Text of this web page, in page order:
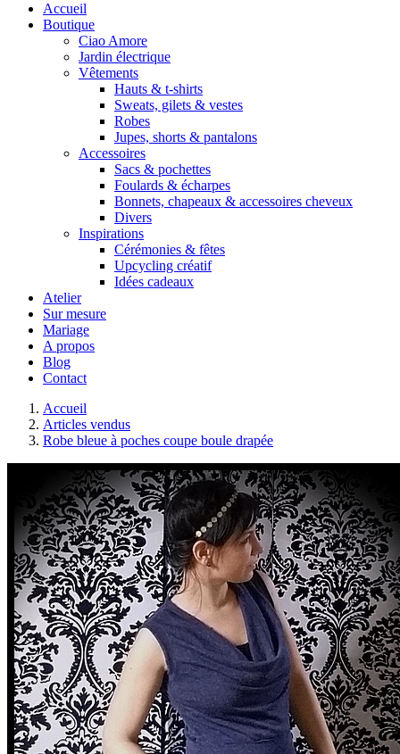
Accueil
Boutique
Ciao Amore
Jardin électrique
Vêtements
Hauts & t-shirts
Sweats, gilets & vestes
Robes
Jupes, shorts & pantalons
Accessoires
Sacs & pochettes
Foulards & écharpes
Bonnets, chapeaux & accessoires cheveux
Divers
Inspirations
Cérémonies & fêtes
Upcycling créatif
Idées cadeaux
Atelier
Sur mesure
Mariage
A propos
Blog
Contact
Accueil
Articles vendus
Robe bleue à poches coupe boule drapée